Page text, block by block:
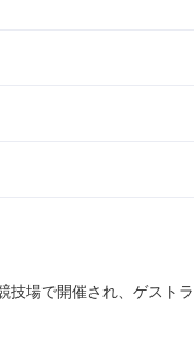
場で開催され、ゲスト